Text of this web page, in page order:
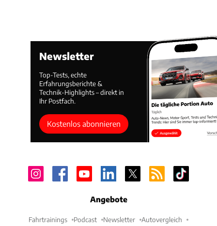
Newsletter
Top-Tests, echte
Erfahrungsberichte &
Technik-Highlights – direkt in
Ihr Postfach.
Kostenlos abonnieren
Angebote
Fahrtrainings Podcast Newsletter Autovergleich